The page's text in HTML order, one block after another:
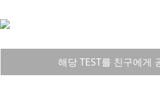
해당 TEST를 친구에게